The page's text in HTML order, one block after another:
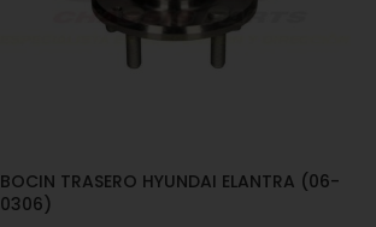
BOCIN TRASERO HYUNDAI ELANTRA (06-
0306)